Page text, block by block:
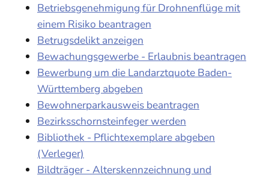
Betriebsgenehmigung für Drohnenflüge mit
einem Risiko beantragen
Betrugsdelikt anzeigen
Bewachungsgewerbe - Erlaubnis beantragen
Bewerbung um die Landarztquote Baden-
Württemberg abgeben
Bewohnerparkausweis beantragen
Bezirksschornsteinfeger werden
Bibliothek - Pflichtexemplare abgeben
(Verleger)
Bildträger - Alterskennzeichnung und